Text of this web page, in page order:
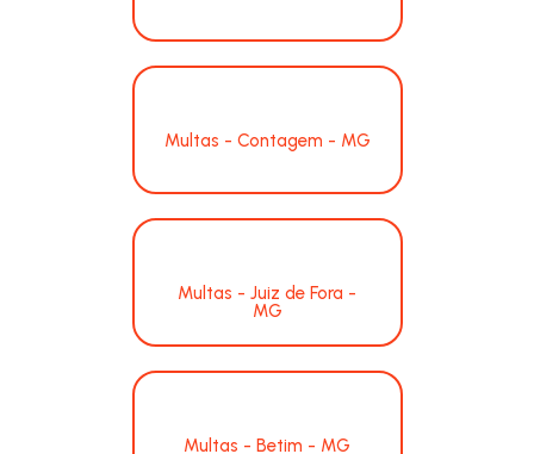
Multas - Contagem - MG
Multas - Juiz de Fora -
MG
Multas - Betim - MG